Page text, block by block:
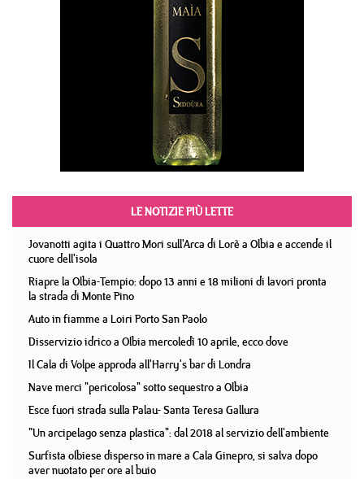
LE NOTIZIE PIÙ LETTE
Jovanotti agita i Quattro Mori sull'Arca di Lorè a Olbia e accende il
cuore dell'isola
Riapre la Olbia-Tempio: dopo 13 anni e 18 milioni di lavori pronta
la strada di Monte Pino
Auto in fiamme a Loiri Porto San Paolo
Disservizio idrico a Olbia mercoledì 10 aprile, ecco dove
Il Cala di Volpe approda all'Harry's bar di Londra
Nave merci "pericolosa" sotto sequestro a Olbia
Esce fuori strada sulla Palau- Santa Teresa Gallura
"Un arcipelago senza plastica": dal 2018 al servizio dell'ambiente
Surfista olbiese disperso in mare a Cala Ginepro, si salva dopo
aver nuotato per ore al buio